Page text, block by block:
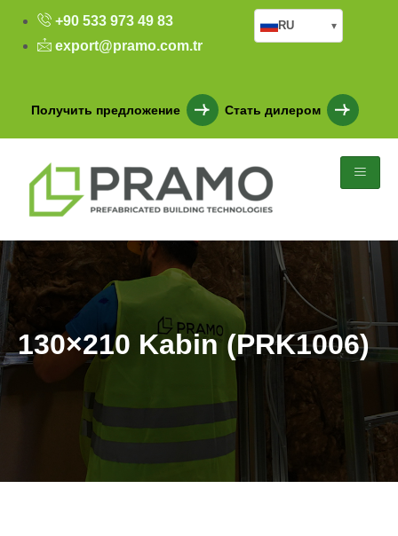
+90 533 973 49 83
export@pramo.com.tr
Получить предложение Стать дилером
RU ▾
130×210 Kabin (PRK1006)